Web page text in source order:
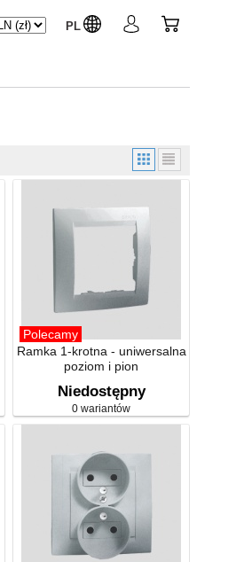
PL
Polecamy
Ramka 1-krotna - uniwersalna
poziom i pion
Niedostępny
0 wariantów